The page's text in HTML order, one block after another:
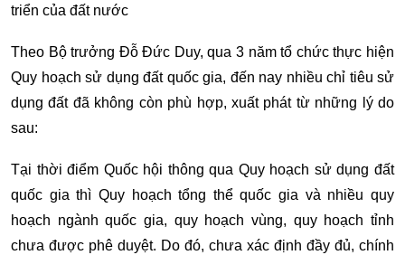
triển của đất nước
Theo Bộ trưởng Đỗ Đức Duy, qua 3 năm tổ chức thực hiện
Quy hoạch sử dụng đất quốc gia, đến nay nhiều chỉ tiêu sử
dụng đất đã không còn phù hợp, xuất phát từ những lý do
sau:
Tại thời điểm Quốc hội thông qua Quy hoạch sử dụng đất
quốc gia thì Quy hoạch tổng thể quốc gia và nhiều quy
hoạch ngành quốc gia, quy hoạch vùng, quy hoạch tỉnh
chưa được phê duyệt. Do đó, chưa xác định đầy đủ, chính